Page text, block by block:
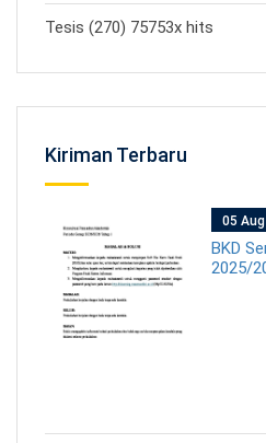
Tesis (270) 75753x hits
Kiriman Terbaru
05
BKD
2025/